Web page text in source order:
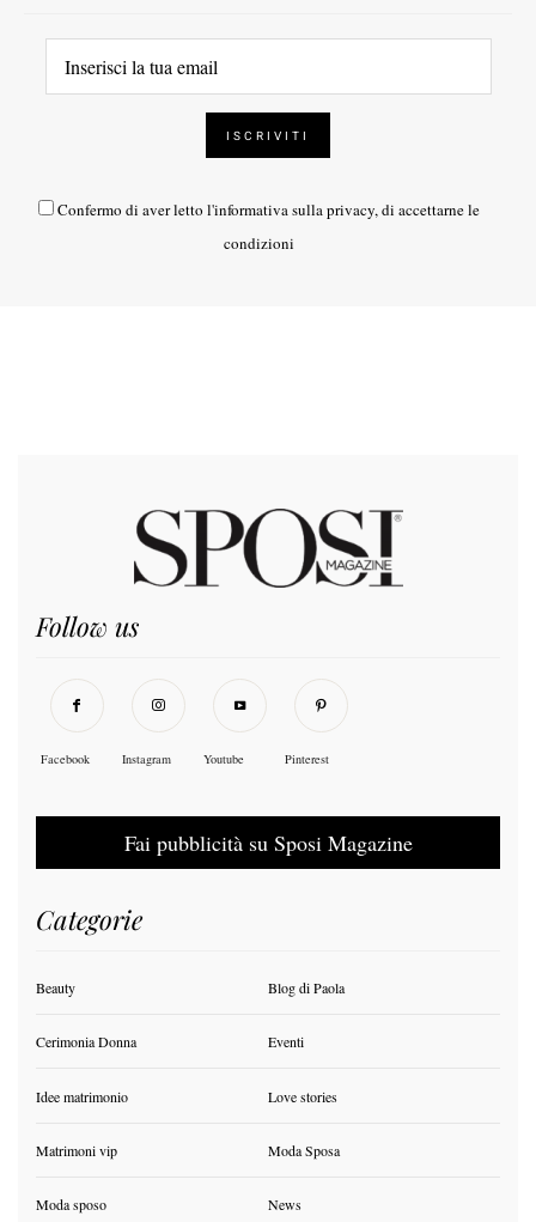
Confermo di aver letto l'informativa sulla privacy, di accettarne le
condizioni
Follow us
Facebook Instagram Youtube Pinterest
Fai pubblicità su Sposi Magazine
Categorie
Beauty Blog di Paola
Cerimonia Donna Eventi
Idee matrimonio Love stories
Matrimoni vip Moda Sposa
Moda sposo News